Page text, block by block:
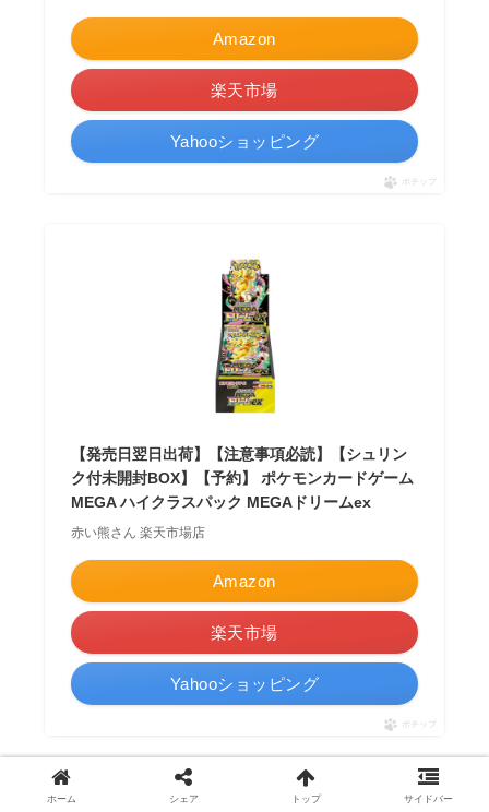
Amazon
楽天市場
Yahooショッピング
ポチップ
【発売日翌日出荷】【注意事項必読】【シュリン
ク付未開封BOX】【予約】 ポケモンカードゲーム
MEGA ハイクラスパック MEGAドリームex
赤い熊さん 楽天市場店
Amazon
楽天市場
Yahooショッピング
ポチップ
ホーム シェア トップ サイドバー